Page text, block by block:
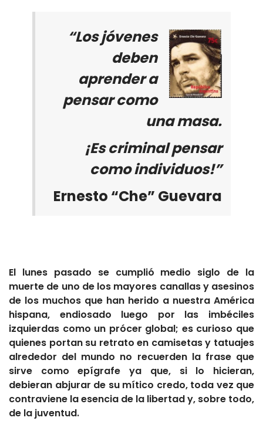
“Los jóvenes
deben
aprender a
pensar como
una masa.
¡Es criminal pensar
como individuos!”
Ernesto “Che” Guevara
El lunes pasado se cumplió medio siglo de la
muerte de uno de los mayores canallas y asesinos
de los muchos que han herido a nuestra América
hispana, endiosado luego por las imbéciles
izquierdas como un prócer global; es curioso que
quienes portan su retrato en camisetas y tatuajes
alrededor del mundo no recuerden la frase que
sirve como epígrafe ya que, si lo hicieran,
debieran abjurar de su mítico credo, toda vez que
contraviene la esencia de la libertad y, sobre todo,
de la juventud.